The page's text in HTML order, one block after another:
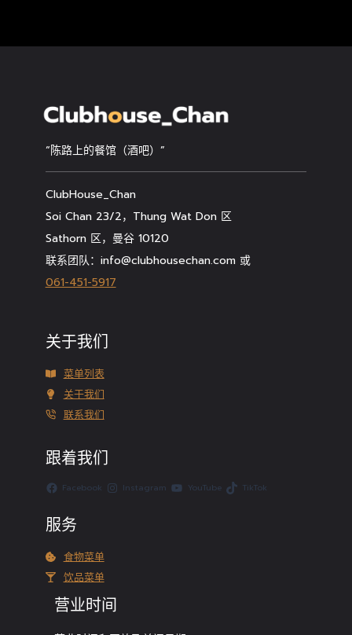
“陈路上的餐馆（酒吧）”
ClubHouse_Chan
Soi Chan 23/2，Thung Wat Don 区
Sathorn 区，曼谷 10120
联系团队：info@clubhousechan.com 或
061-451-5917
关于我们
菜单列表
关于我们
联系我们
跟着我们
Facebook Instagram YouTube TikTok
服务
食物菜单
饮品菜单
营业时间